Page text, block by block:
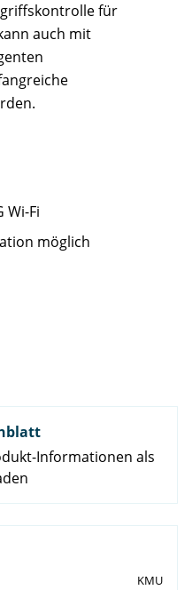
für
auch mit
Wi-Fi
möglich
Informationen als
KMU